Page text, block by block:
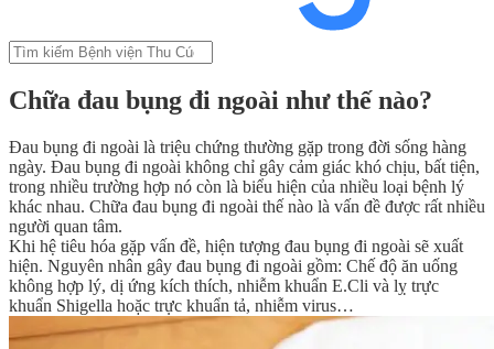
Chữa đau bụng đi ngoài như thế nào?
Đau bụng đi ngoài là triệu chứng thường gặp trong đời sống hàng
ngày. Đau bụng đi ngoài không chỉ gây cảm giác khó chịu, bất tiện,
trong nhiều trường hợp nó còn là biểu hiện của nhiều loại bệnh lý
khác nhau. Chữa đau bụng đi ngoài thế nào là vấn đề được rất nhiều
người quan tâm.
Khi hệ tiêu hóa gặp vấn đề, hiện tượng đau bụng đi ngoài sẽ xuất
hiện. Nguyên nhân gây đau bụng đi ngoài gồm: Chế độ ăn uống
không hợp lý, dị ứng kích thích, nhiễm khuẩn E.Cli và lỵ trực
khuẩn Shigella hoặc trực khuẩn tả, nhiễm virus…